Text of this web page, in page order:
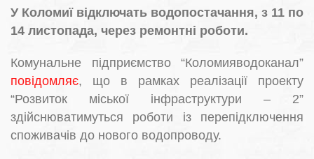
У Коломиї відключать водопостачання, з 11 по
14 листопада, через ремонтні роботи.
Комунальне підприємство “Коломияводоканал”
повідомляє, що в рамках реалізації проекту
“Розвиток міської інфраструктури – 2”
здійснюватимуться роботи із перепідключення
споживачів до нового водопроводу.